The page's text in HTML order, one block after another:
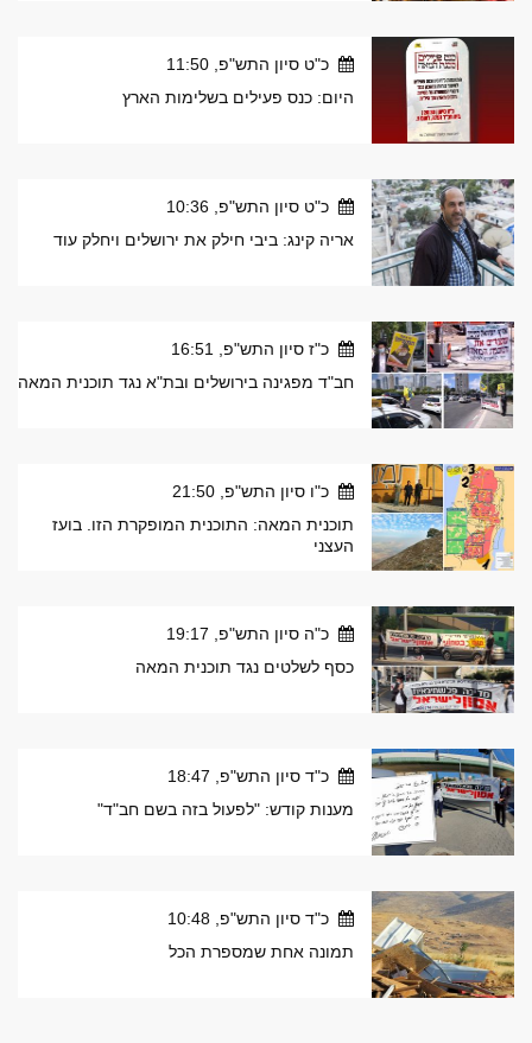
כ"ט סיון התש"פ, 11:50
היום: כנס פעילים בשלימות הארץ
כ"ט סיון התש"פ, 10:36
אריה קינג: ביבי חילק את ירושלים ויחלק עוד
כ"ז סיון התש"פ, 16:51
חב"ד מפגינה בירושלים ובת"א נגד תוכנית המאה
כ"ו סיון התש"פ, 21:50
תוכנית המאה: התוכנית המופקרת הזו. בועז
העצני
כ"ה סיון התש"פ, 19:17
כסף לשלטים נגד תוכנית המאה
כ"ד סיון התש"פ, 18:47
מענות קודש: "לפעול בזה בשם חב"ד"
כ"ד סיון התש"פ, 10:48
תמונה אחת שמספרת הכל